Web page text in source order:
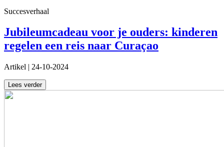
Succesverhaal
Jubileumcadeau voor je ouders: kinderen
regelen een reis naar Curaçao
Artikel | 24-10-2024
Lees verder